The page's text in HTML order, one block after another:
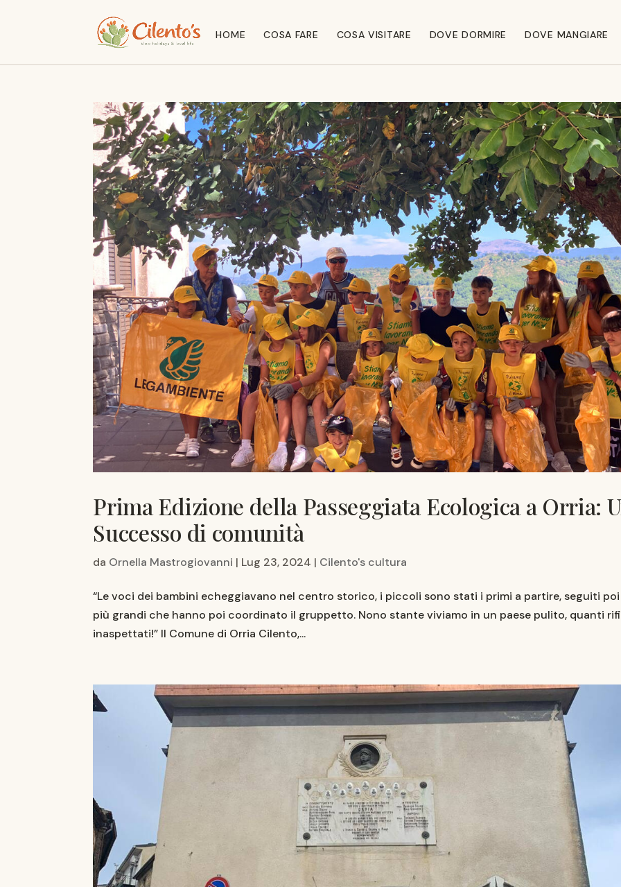
HOME COSA FARE COSA VISITARE DOVE DORMIRE DOVE MANGIARE
Prima Edizione della Passeggiata Ecologica a Orria:
Successo di comunità
da Ornella Mastrogiovanni | Lug 23, 2024 | Cilento's cultura
“Le voci dei bambini echeggiavano nel centro storico, i piccoli sono stati i primi a partire, seguiti
più grandi che hanno poi coordinato il gruppetto. Nono stante viviamo in un paese pulito, quanti
inaspettati!” Il Comune di Orria Cilento,...